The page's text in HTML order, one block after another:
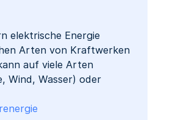
elektrische Energie
Arten von Kraftwerken
auf viele Arten
Wind, Wasser) oder